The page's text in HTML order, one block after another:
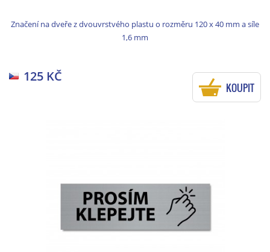
Značení na dveře z dvouvrstvého plastu o rozměru 120 x 40 mm a síle
1,6 mm
125 KČ
KOUPIT